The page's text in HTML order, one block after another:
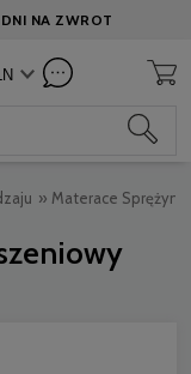
NA ZWROT
» Materace